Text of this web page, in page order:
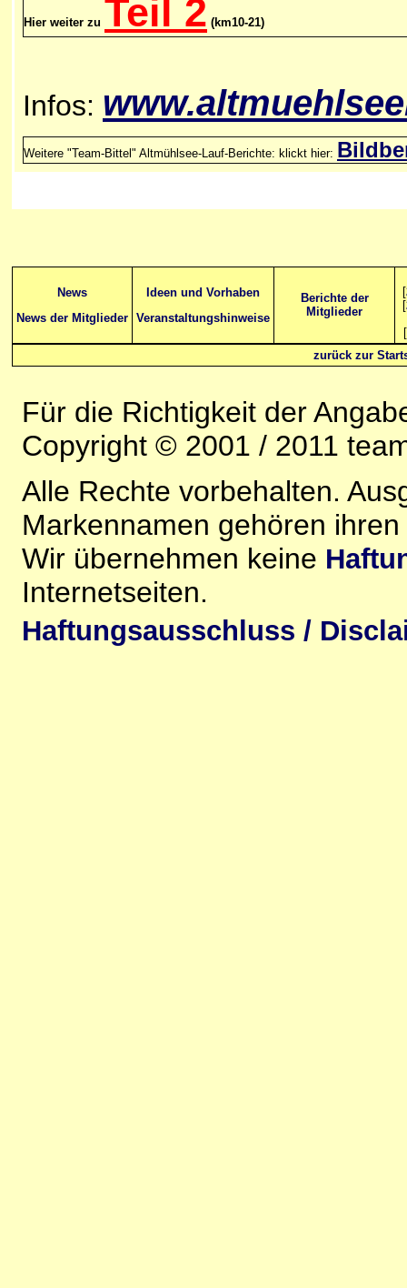
Hier weiter zu Teil 2 (km10-21)
Infos: www.
Weitere "Team-Bittel" Altmühlsee-Lauf-Berichte: klickt hier:
News
News der Mitglieder
Ideen und Vorhaben
Veranstaltungshinweise
Berichte der
Mitglieder
[
[
[
zurück zur
Für die Richtigkeit der
Copyright © 2001 / 2011
Alle Rechte vorbehalten.
Markennamen gehören
Wir übernehmen keine
Internetseiten.
Haftungsausschluss /